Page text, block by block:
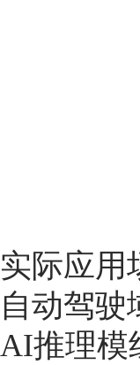
实际应用
自动驾驶
AI推理模